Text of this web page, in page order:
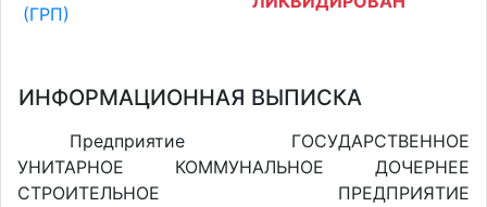
(ГРП)
ИНФОРМАЦИОННАЯ ВЫПИСКА
Предприятие ГОСУДАРСТВЕННОЕ
УНИТАРНОЕ КОММУНАЛЬНОЕ ДОЧЕРНЕЕ
СТРОИТЕЛЬНОЕ ПРЕДПРИЯТИЕ